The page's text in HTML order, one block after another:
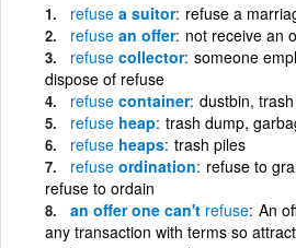
refuse a suitor refuse a
refuse an offer not receive an
refuse collector someone
dispose of refuse
refuse container dustbin,
refuse heap trash dump,
refuse heaps trash piles
refuse ordination refuse to
refuse to ordain
an offer one can't refuse An
any transaction with terms so